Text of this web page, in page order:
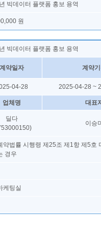
빅데이터 플랫폼 홍보 용역
원
빅데이터 플랫폼 홍보 용역
계약일자 계약
04-28 2025-04-28 ~
업체명 대표
딜다
이승미
약법률 시행령 제25조 제1항 제5호
경우
케팅실